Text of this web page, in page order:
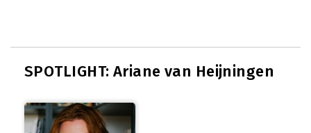
SPOTLIGHT: Ariane van Heijningen